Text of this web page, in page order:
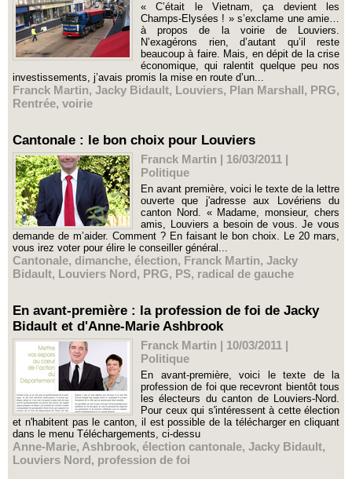
« C’était le Vietnam, ça devient les
Champs-Elysées ! » s’exclame une amie…
à propos de la voirie de Louviers.
N’exagérons rien, d’autant qu’il reste
beaucoup à faire. Mais, en dépit de la crise
économique, qui ralentit quelque peu nos
investissements, j’avais promis la mise en route d’un...
Franck Martin, Jacky Bidault, Louviers, Plan Marshall, PRG,
Rentrée, voirie
Cantonale : le bon choix pour Louviers
Franck Martin | 16/03/2011 |
Politique
En avant première, voici le texte de la lettre
ouverte que j'adresse aux Lovériens du
canton Nord. « Madame, monsieur, chers
amis, Louviers a besoin de vous. Je vous
demande de m’aider. Comment ? En faisant le bon choix. Le 20 mars,
vous irez voter pour élire le conseiller général...
Cantonale, dimanche, élection, Franck Martin, Jacky
Bidault, Louviers Nord, PRG, PS, radical de gauche
En avant-première : la profession de foi de Jacky
Bidault et d'Anne-Marie Ashbrook
Franck Martin | 10/03/2011 |
Politique
En avant-première, voici le texte de la
profession de foi que recevront bientôt tous
les électeurs du canton de Louviers-Nord.
Pour ceux qui s'intéressent à cette élection
et n'habitent pas le canton, il est possible de la télécharger en cliquant
dans le menu Téléchargements, ci-dessu
Anne-Marie, Ashbrook, élection cantonale, Jacky Bidault,
Louviers Nord, profession de foi